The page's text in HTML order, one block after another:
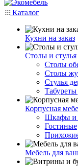
Каталог
Кухни на заказ
Столы и стулья
Столы
Столы
Стулья
Корпусная
Шкафы и
Гостиные
Мебель для